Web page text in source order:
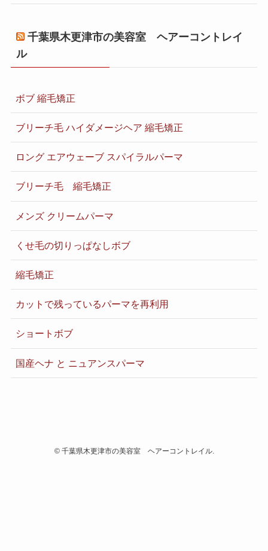
千葉県木更津市の美容室 ヘアーコントレイ
ル
ボブ 縮毛矯正
ブリーチ毛 ハイダメージヘア 縮毛矯正
ロング エアウェーブ スパイラルパーマ
ブリーチ毛 縮毛矯正
メンズ クリームパーマ
くせ毛の切りっぱなしボブ
縮毛矯正
カットで残っているパーマを再利用
ショートボブ
国産ヘナ と ニュアンスパーマ
©千葉県木更津市の美容室 ヘアーコントレイル.